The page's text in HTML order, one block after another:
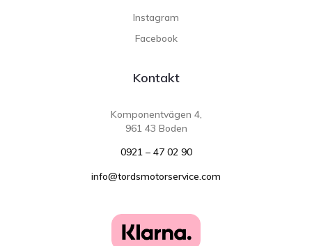
Instagram
Facebook
Kontakt
Komponentvägen 4,
961 43 Boden
0921 – 47 02 90
info@tordsmotorservice.com